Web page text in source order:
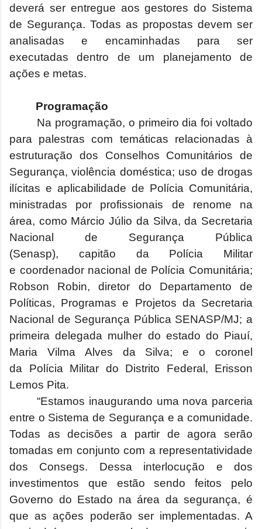
deverá ser entregue aos gestores do Sistema
de Segurança. Todas as propostas devem ser
analisadas e encaminhadas para ser
executadas dentro de um planejamento de
ações e metas.
Programação
Na programação, o primeiro dia foi voltado
para palestras com temáticas relacionadas à
estruturação dos Conselhos Comunitários de
Segurança, violência doméstica; uso de drogas
ilícitas e aplicabilidade de Polícia Comunitária,
ministradas por profissionais de renome na
área, como Márcio Júlio da Silva, da Secretaria
Nacional de Segurança Pública
(Senasp), capitão da Polícia Militar
e coordenador nacional de Polícia Comunitária;
Robson Robin, diretor do Departamento de
Políticas, Programas e Projetos da Secretaria
Nacional de Segurança Pública SENASP/MJ; a
primeira delegada mulher do estado do Piauí,
Maria Vilma Alves da Silva; e o coronel
da Polícia Militar do Distrito Federal, Erisson
Lemos Pita.
“Estamos inaugurando uma nova parceria
entre o Sistema de Segurança e a comunidade.
Todas as decisões a partir de agora serão
tomadas em conjunto com a representatividade
dos Consegs. Dessa interlocução e dos
investimentos que estão sendo feitos pelo
Governo do Estado na área da segurança, é
que as ações poderão ser implementadas. A